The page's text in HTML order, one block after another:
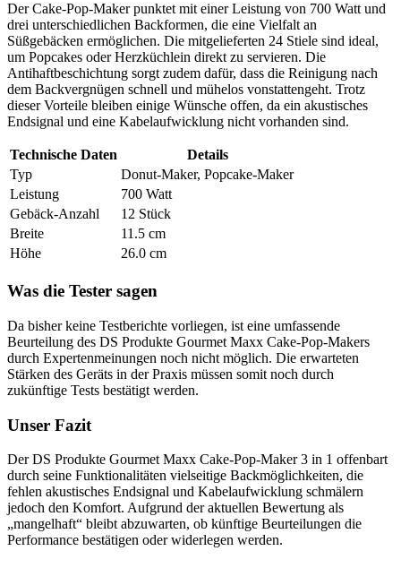
Der Cake-Pop-Maker punktet mit einer Leistung von 700 Watt und
drei unterschiedlichen Backformen, die eine Vielfalt an
Süßgebäcken ermöglichen. Die mitgelieferten 24 Stiele sind ideal,
um Popcakes oder Herzküchlein direkt zu servieren. Die
Antihaftbeschichtung sorgt zudem dafür, dass die Reinigung nach
dem Backvergnügen schnell und mühelos vonstattengeht. Trotz
dieser Vorteile bleiben einige Wünsche offen, da ein akustisches
Endsignal und eine Kabelaufwicklung nicht vorhanden sind.
Technische Daten
Details
Typ
Donut-Maker, Popcake-Maker
Leistung
700 Watt
Gebäck-Anzahl
12 Stück
Breite
11.5 cm
Höhe
26.0 cm
Was die Tester sagen
Da bisher keine Testberichte vorliegen, ist eine umfassende
Beurteilung des DS Produkte Gourmet Maxx Cake-Pop-Makers
durch Expertenmeinungen noch nicht möglich. Die erwarteten
Stärken des Geräts in der Praxis müssen somit noch durch
zukünftige Tests bestätigt werden.
Unser Fazit
Der DS Produkte Gourmet Maxx Cake-Pop-Maker 3 in 1 offenbart
durch seine Funktionalitäten vielseitige Backmöglichkeiten, die
fehlen akustisches Endsignal und Kabelaufwicklung schmälern
jedoch den Komfort. Aufgrund der aktuellen Bewertung als
„mangelhaft“ bleibt abzuwarten, ob künftige Beurteilungen die
Performance bestätigen oder widerlegen werden.